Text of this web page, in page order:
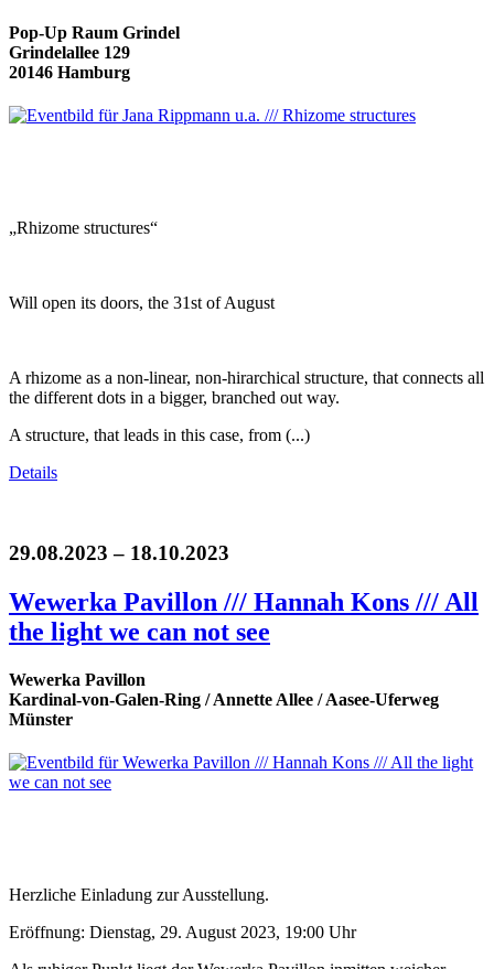
Pop-Up Raum Grindel
Grindelallee 129
20146 Hamburg
„Rhizome structures“
Will open its doors, the 31st of August
A rhizome as a non-linear, non-hirarchical structure, that connects all
the different dots in a bigger, branched out way.
A structure, that leads in this case, from (...)
Details
29.08.2023 – 18.10.2023
Wewerka Pavillon /// Hannah Kons /// All
the light we can not see
Wewerka Pavillon
Kardinal-von-Galen-Ring / Annette Allee / Aasee-Uferweg
Münster
Herzliche Einladung zur Ausstellung.
Eröffnung: Dienstag, 29. August 2023, 19:00 Uhr